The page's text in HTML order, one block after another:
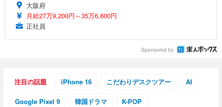
大阪府
月給27万9,200円～35万6,600円
正社員
Sponsored by
注目の話題 iPhone 16 こだわりデスクツアー AI
Google Pixel 9 韓国ドラマ K-POP